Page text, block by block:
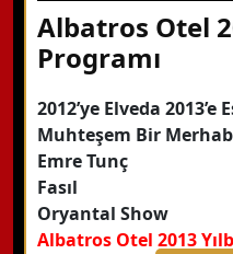
Albatros Otel
Programı
2012’ye Elveda 2013’e
Muhteşem Bir
Emre Tunç
Fasıl
Oryantal Show
Albatros Otel 2013